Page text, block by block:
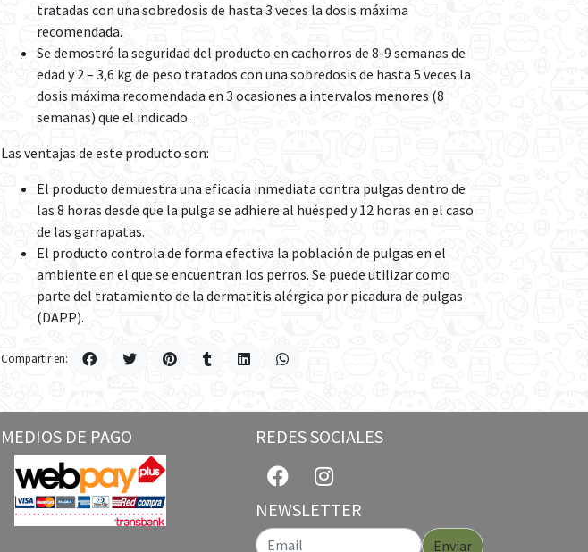
tratadas con una sobredosis de hasta 3 veces la dosis máxima
recomendada.
Se demostró la seguridad del producto en cachorros de 8-9 semanas de
edad y 2 – 3,6 kg de peso tratados con una sobredosis de hasta 5 veces la
dosis máxima recomendada en 3 ocasiones a intervalos menores (8
semanas) que el indicado.
Las ventajas de este producto son:
El producto demuestra una eficacia inmediata contra pulgas dentro de
las 8 horas desde que la pulga se adhiere al huésped y 12 horas en el caso
de las garrapatas.
El producto controla de forma efectiva la población de pulgas en el
ambiente en el que se encuentran los perros. Se puede utilizar como
parte del tratamiento de la dermatitis alérgica por picadura de pulgas
(DAPP).
Compartir en:
MEDIOS DE PAGO REDES SOCIALES
NEWSLETTER
Enviar